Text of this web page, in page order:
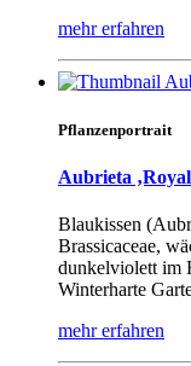
mehr erfahren
Pflanzenportrait
Aubrieta
Blaukissen
Brassicaceae,
dunkelviolett im
Winterharte
mehr erfahren